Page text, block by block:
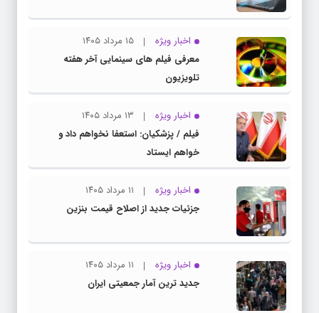
اخبار ویژه
۱۵ مرداد ۱۴۰۵
معرفی فیلم های سینمایی آخر هفته
تلویزیون
اخبار ویژه
۱۳ مرداد ۱۴۰۵
فیلم / پزشکیان: استعفا نخواهم داد و
خواهم ایستاد
اخبار ویژه
۱۱ مرداد ۱۴۰۵
جزئیات جدید از اصلاح قیمت بنزین
اخبار ویژه
۱۱ مرداد ۱۴۰۵
جدید ترین آمار جمعیتی ایران